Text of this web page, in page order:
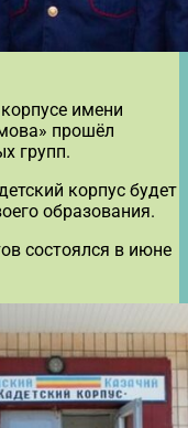
имени
прошёл
групп.
корпус будет
образования.
состоялся в июне